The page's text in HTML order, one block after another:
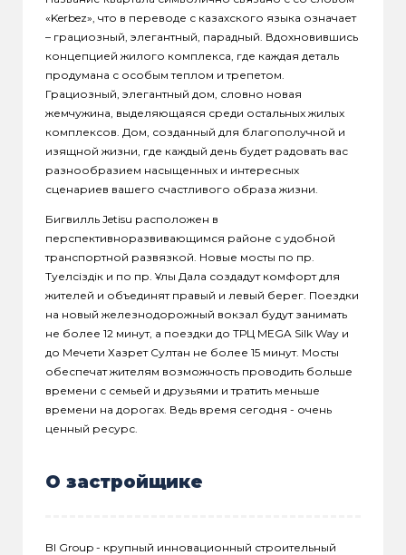
«Kerbez», что в переводе с казахского языка означает
– грациозный, элегантный, парадный. Вдохновившись
концепцией жилого комплекса, где каждая деталь
продумана с особым теплом и трепетом.
Грациозный, элегантный дом, словно новая
жемчужина, выделяющаяся среди остальных жилых
комплексов. Дом, созданный для благополучной и
изящной жизни, где каждый день будет радовать вас
разнообразием насыщенных и интересных
сценариев вашего счастливого образа жизни.
Бигвилль Jetisu расположен в
перспективноразвивающимся районе с удобной
транспортной развязкой. Новые мосты по пр.
Тәуелсіздік и по пр. Ұлы Дала создадут комфорт для
жителей и объединят правый и левый берег. Поездки
на новый железнодорожный вокзал будут занимать
не более 12 минут, а поездки до ТРЦ MEGA Silk Way и
до Мечети Хазрет Султан не более 15 минут. Мосты
обеспечат жителям возможность проводить больше
времени с семьей и друзьями и тратить меньше
времени на дорогах. Ведь время сегодня - очень
ценный ресурс.
О застройщике
BI Group - крупный инновационный строительный